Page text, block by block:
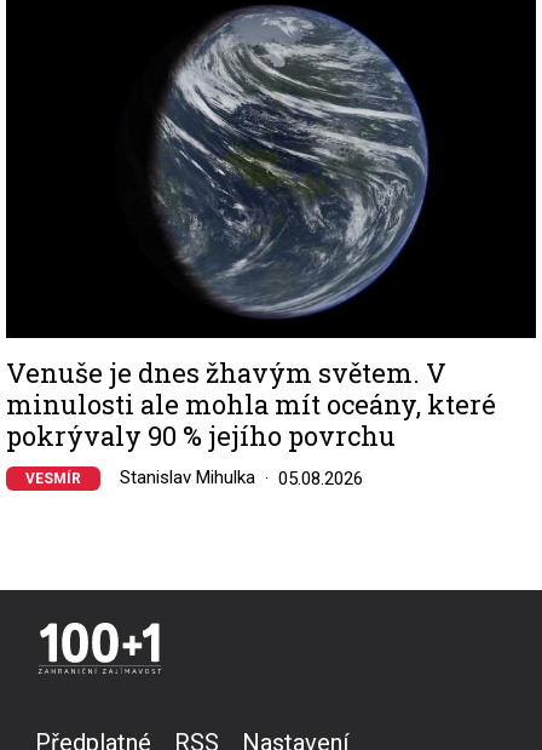
Venuše je dnes žhavým světem. V
minulosti ale mohla mít oceány, které
pokrývaly 90 % jejího povrchu
VESMÍR Stanislav Mihulka 05.08.2026
Předplatné RSS Nastavení